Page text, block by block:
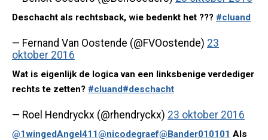
Deschacht als rechtsback, wie bedenkt het ??? #cluand
— Fernand Van Oostende (@FVOostende) 23
oktober 2016
Wat is eigenlijk de logica van een linksbenige verdediger
rechts te zetten? #cluand#deschacht
— Roel Hendryckx (@rhendryckx) 23 oktober 2016
@1wingedAngel411@nicodegraef@Bander010101 Als